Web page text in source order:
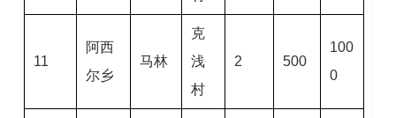
11
阿西
尔乡
马林
克
浅
村
2 500
100
0